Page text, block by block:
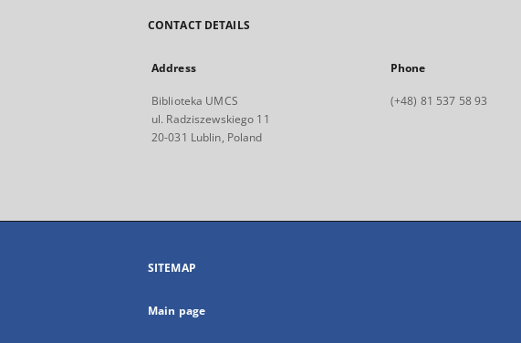
CONTACT DETAILS
Address
Biblioteka UMCS
ul. Radziszewskiego 11
20-031 Lublin, Poland
Phone
(+48) 81 537 58 93
SITEMAP
Main page